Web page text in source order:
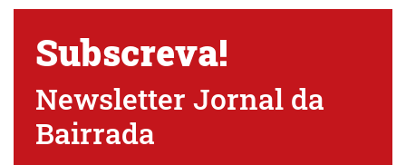
Subscreva!
Newsletter Jornal da
Bairrada